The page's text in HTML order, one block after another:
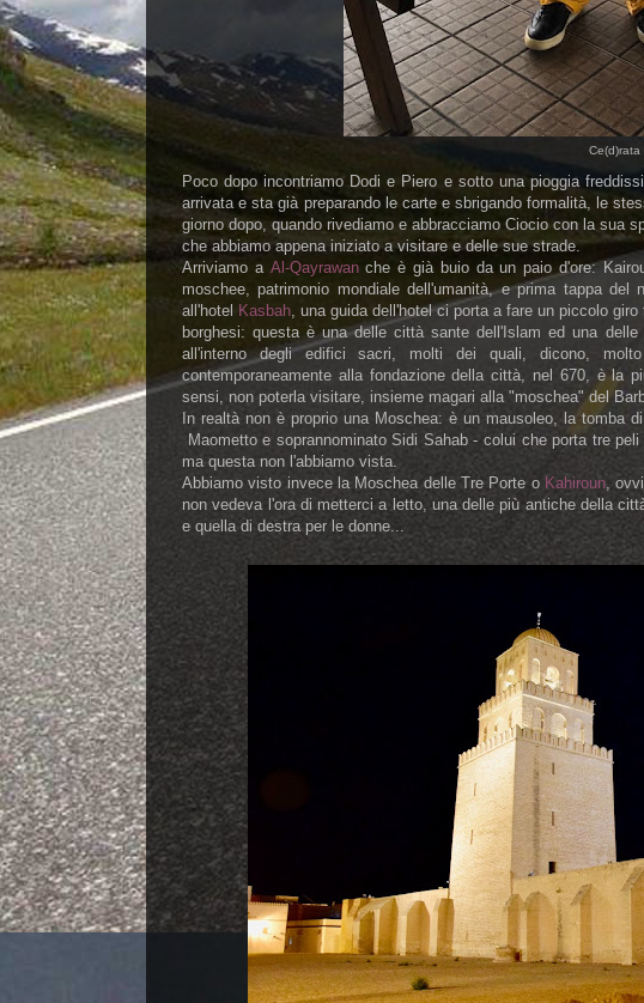
Ce(d)rata
Poco dopo incontriamo Dodi e Piero e sotto una pioggia
arrivata e sta già preparando le carte e sbrigando formalità, le
giorno dopo, quando rivediamo e abbracciamo Ciocio con la sua
che abbiamo appena iniziato a visitare e delle sue strade.
Arriviamo a Al-Qayrawanche è già buio da un paio d'ore:
moschee, patrimonio mondiale dell'umanità, e prima tappa del
all'hotel Kasbah, una guida dell'hotel ci porta a fare un piccolo
borghesi: questa è una delle città sante dell'Islam ed una
all'interno degli edifici sacri, molti dei quali, dicono,
contemporaneamente alla fondazione della città, nel 670, è
sensi, non poterla visitare, insieme magari alla "moschea" del
In realtà non è proprio una Moschea: è un mausoleo, la tomba di
Maometto e soprannominato Sidi Sahab - colui che porta tre
ma questa non l'abbiamo vista.
Abbiamo visto invece la Moschea delle Tre Porte o Kahiroun,
non vedeva l'ora di metterci a letto, una delle più antiche della
e quella di destra per le donne...